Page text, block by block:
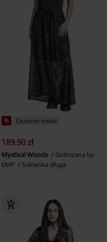
% Ostatnie sztuki
189.90 zł
Mystical Woods
Gothicana by
EMP
Sukienka długa